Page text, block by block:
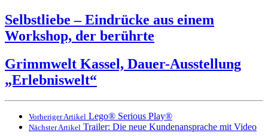
Selbstliebe – Eindrücke aus einem
Workshop, der berührte
Grimmwelt Kassel, Dauer-Ausstellung
„Erlebniswelt“
Vorheriger Artikel Lego® Serious Play®
Nächster Artikel Trailer: Die neue Kundenansprache mit Video